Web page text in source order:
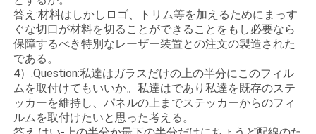
答え:材料はしかしロゴ、トリム等を加えるためにまっす
ぐな切口が材料を切ることができることをもし必要なら
保障するべき特別なレーザー装置との注文の製造された
である。
4）.Question:私達はガラスだけの上の半分にこのフィル
ムを取付けてもいいか。私達はであり私達を既存のステ
ッカーを維持し、パネルの上までステッカーからのフィ
ルムを取付けたいと思った考える。